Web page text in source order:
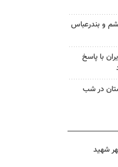
و بندرعباس
با پاسخ
در شب
شهید